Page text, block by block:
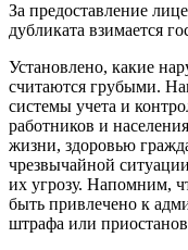
За предоставление
дубликата взимается
Установлено, какие
считаются грубыми.
системы учета и
работников и
жизни, здоровью
чрезвычайной
их угрозу. Напомним,
быть привлечено к
штрафа или